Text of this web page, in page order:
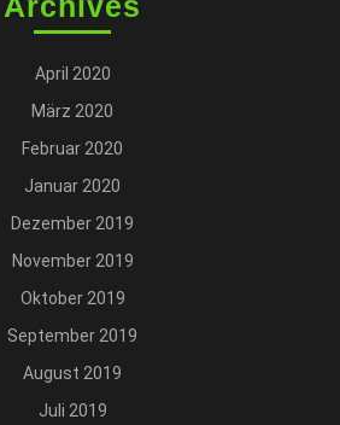
April 2020
März 2020
Februar 2020
Januar 2020
Dezember 2019
November 2019
Oktober 2019
September 2019
August 2019
Juli 2019